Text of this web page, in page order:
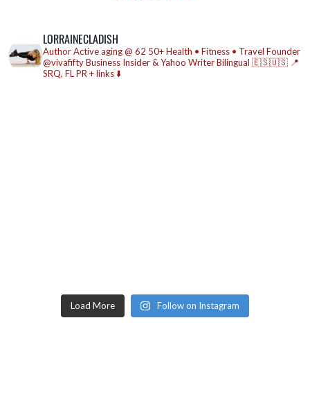
LORRAINECLADISH
AuthorActive aging @ 62 50+ Health • Fitness • Travel Founder
@vivafiftyBusiness Insider & Yahoo WriterBilingual 🇪🇸🇺🇸 📍
SRQ, FLPR + links ⬇️
Load More Follow on Instagram